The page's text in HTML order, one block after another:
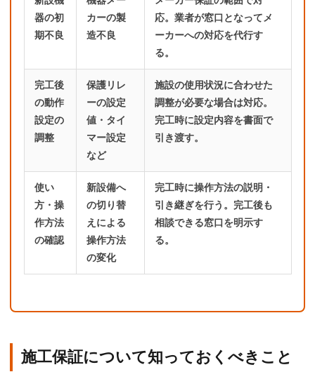
器の初
期不良
カーの製
造不良
応。業者が窓口となってメ
ーカーへの対応を代行す
る。
完工後
の動作
設定の
調整
保護リレ
ーの設定
値・タイ
マー設定
など
施設の使用状況に合わせた
調整が必要な場合は対応。
完工時に設定内容を書面で
引き渡す。
使い
方・操
作方法
の確認
新設備へ
の切り替
えによる
操作方法
の変化
完工時に操作方法の説明・
引き継ぎを行う。完工後も
相談できる窓口を明示す
る。
施工保証について知っておくべきこと